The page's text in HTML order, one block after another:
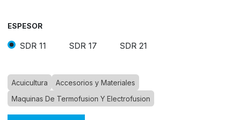
ESPESOR
SDR 11 SDR 17 SDR 21
Acuicultura
Accesorios y Materiales
Maquinas De Termofusion Y Electrofusion